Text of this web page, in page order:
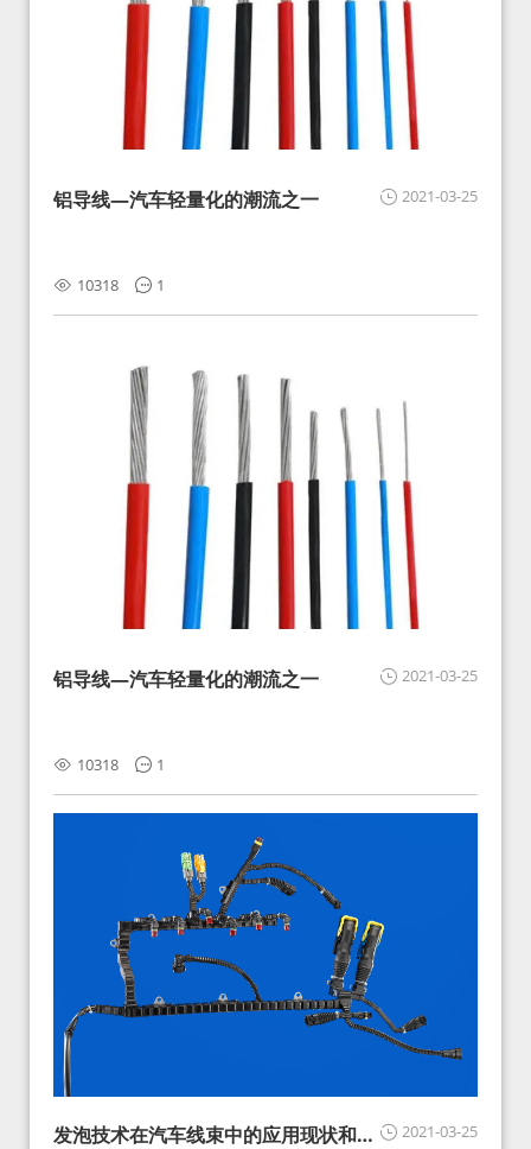
2021-03-25
铝导线—汽车轻量化的潮流之一
10318 1
2021-03-25
铝导线—汽车轻量化的潮流之一
10318 1
2021-03-25
发泡技术在汽车线束中的应用现状和展